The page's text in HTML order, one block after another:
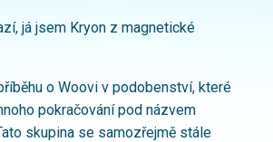
já jsem Kryon z magnetické
o Woovi v podobenství, které
pokračování pod názvem
skupina se samozřejmě stále